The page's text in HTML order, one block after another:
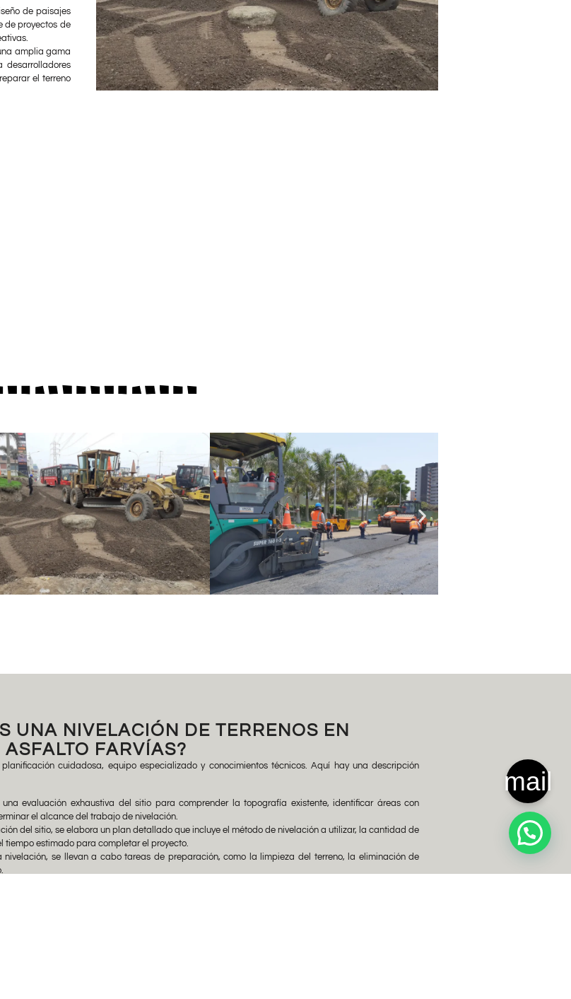
mail
de paisajes
de proyectos de
amplia gama
desarrolladores
el terreno
UNA NIVELACIÓN DE TERRENOS EN
ASFALTO FARVÍAS?
cuidadosa, equipo especializado y conocimientos técnicos. Aquí hay una descripción
evaluación exhaustiva del sitio para comprender la topografía existente, identificar áreas con
el alcance del trabajo de nivelación.
del sitio, se elabora un plan detallado que incluye el método de nivelación a utilizar, la cantidad de
tiempo estimado para completar el proyecto.
se llevan a cabo tareas de preparación, como la limpieza del terreno, la eliminación de